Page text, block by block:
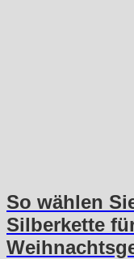
So wählen
Silberkette